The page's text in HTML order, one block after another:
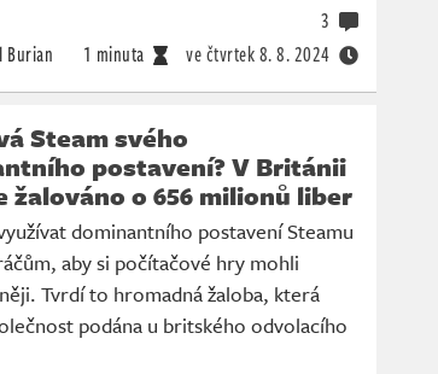
Burian 1 minuta ve čtvrtek8. 8. 2024
3
Steam svého
postavení? V Británii
žalováno o 656 milionů liber
dominantního postavení Steamu
aby si počítačové hry mohli
Tvrdí to hromadná žaloba, která
podána u britského odvolacího